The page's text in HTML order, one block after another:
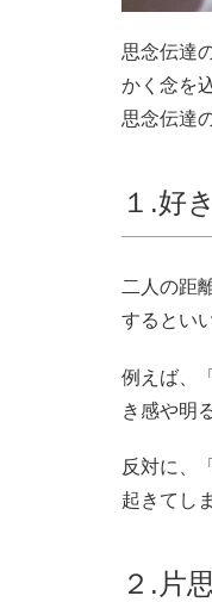
思念伝達
かく念を
思念伝達
１.好
二人の距
するとい
例えば、
き感や明
反対に、
起きてし
２.片